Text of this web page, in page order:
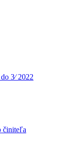
3⁄ 2022
činiteľa